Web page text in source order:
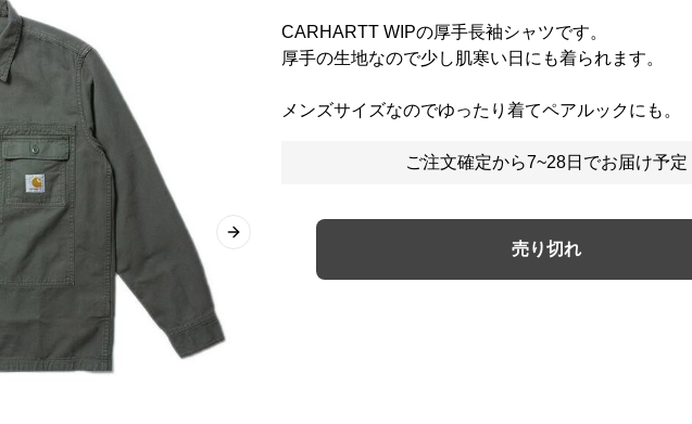
Next slide
CARHARTT WIPの厚手長袖シャツです。
厚手の生地なので少し肌寒い日にも着られます。
メンズサイズなのでゆったり着てペアルックにも。
ご注文確定から7~28日でお届け予定
売り切れ